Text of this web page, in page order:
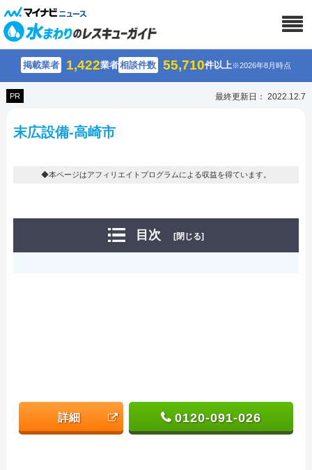
掲載業者 1,422業者相談件数 55,710件以上※2026年8月時点
PR 最終更新日： 2022.12.7
末広設備-高崎市
◆本ページはアフィリエイトプログラムによる収益を得ています。
目次 [閉じる]
詳細 0120-091-026